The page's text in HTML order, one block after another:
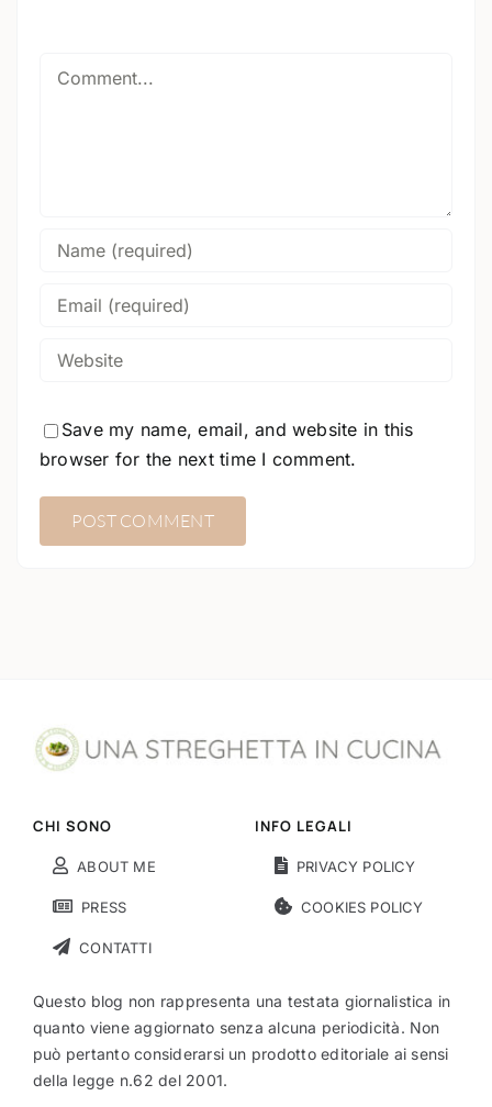
Save my name, email, and website in this
browser for the next time I comment.
CHI SONO
ABOUT ME
PRESS
CONTATTI
INFO LEGALI
PRIVACY POLICY
COOKIES POLICY
Questo blog non rappresenta una testata giornalistica in
quanto viene aggiornato senza alcuna periodicità. Non
può pertanto considerarsi un prodotto editoriale ai sensi
della legge n.62 del 2001.